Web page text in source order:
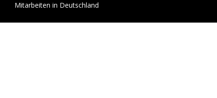
Mitarbeiten in Deutschland